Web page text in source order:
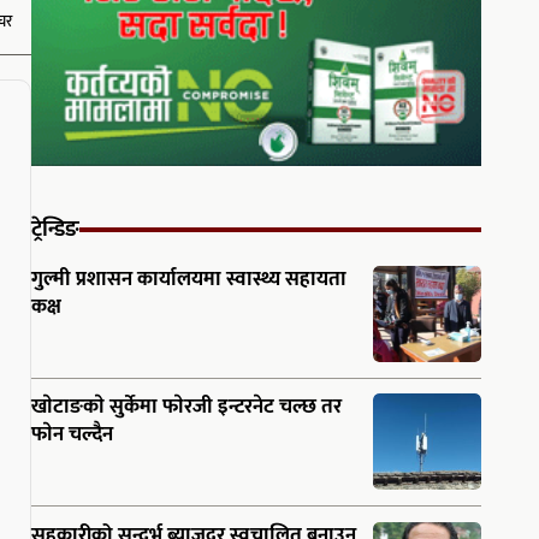
ट्रेन्डिङ
गुल्मी प्रशासन कार्यालयमा स्वास्थ्य सहायता
कक्ष
खाेटाङकाे सुर्केमा फाेरजी इन्टरनेट चल्छ तर
फाेन चल्दैन